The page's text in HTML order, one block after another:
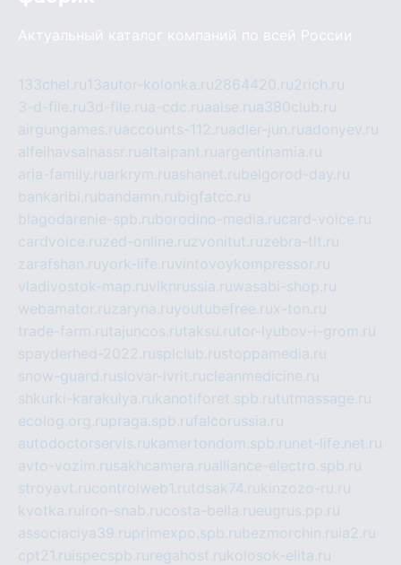
Актуальный каталог компаний по всей России
133chel.ru13autor-kolonka.ru2864420.ru2rich.ru
3-d-file.ru3d-file.rua-cdc.ruaalse.rua380club.ru
airgungames.ruaccounts-112.ruadler-jun.ruadonyev.ru
alfeihavsalnassr.rualtaipant.ruargentinamia.ru
aria-family.ruarkrym.ruashanet.rubelgorod-day.ru
bankaribi.rubandamn.rubigfatcc.ru
blagodarenie-spb.ruborodino-media.rucard-voice.ru
cardvoice.ruzed-online.ruzvonitut.ruzebra-tlt.ru
zarafshan.ruyork-life.ruvintovoykompressor.ru
vladivostok-map.ruvlknrussia.ruwasabi-shop.ru
webamator.ruzaryna.ruyoutubefree.rux-ton.ru
trade-farm.rutajuncos.rutaksu.rutor-lyubov-i-grom.ru
spayderhed-2022.rusplclub.rustoppamedia.ru
snow-guard.ruslovar-ivrit.rucleanmedicine.ru
shkurki-karakulya.rukanotiforet.spb.rututmassage.ru
ecolog.org.rupraga.spb.rufalcorussia.ru
autodoctorservis.rukamertondom.spb.ru net-life.net.ru
avto-vozim.rusakhcamera.rualliance-electro.spb.ru
stroyavt.rucontrolweb1.rutdsak74.rukinzozo-ru.ru
kvotka.ru iron-snab.rucosta-bella.rueugrus.pp.ru
associaciya39.ruprimexpo.spb.rubezmorchin.ru ia2.ru
cpt21.ru ispecspb.ru regahost.rukolosok-elita.ru